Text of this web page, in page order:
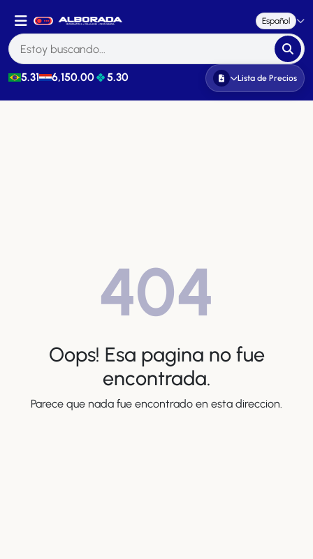
Español
5.31 6,150.00 5.30 Lista de Precios
404
Oops! Esa pagina no fue
encontrada.
Parece que nada fue encontrado en esta direccion.